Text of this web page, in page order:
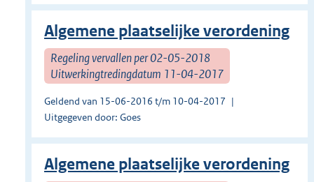
Algemene plaatselijke verordening
Regeling vervallen per 02-05-2018
Uitwerkingtredingdatum 11-04-2017
Geldend van 15-06-2016 t/m 10-04-2017
Uitgegeven door: Goes
Algemene plaatselijke verordening